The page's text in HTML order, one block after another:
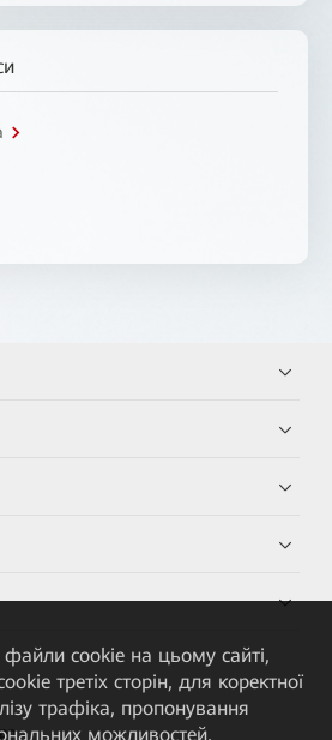
cookie на цьому сайті,
третіх сторін, для коректної
трафіка, пропонування
можливостей,